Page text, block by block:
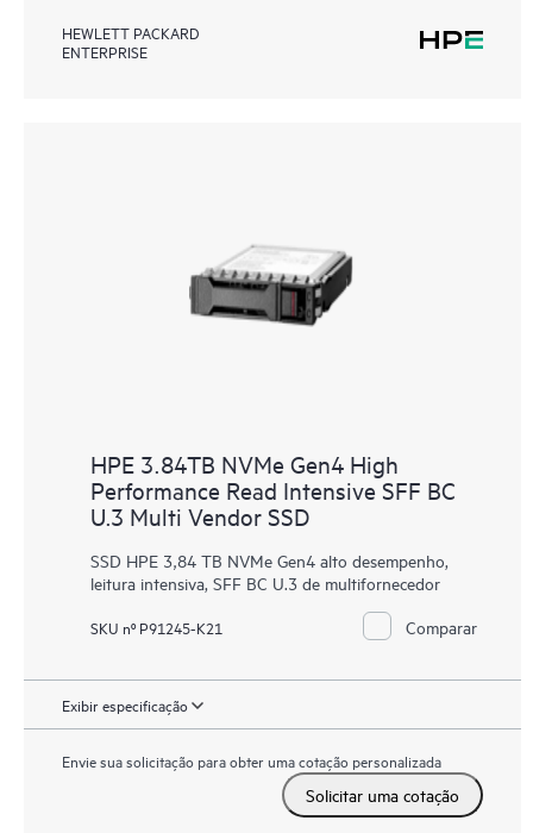
HEWLETT PACKARD
ENTERPRISE
HPE 3.84TB NVMe Gen4 High
Performance Read Intensive SFF BC
U.3 Multi Vendor SSD
SSD HPE 3,84 TB NVMe Gen4 alto desempenho,
leitura intensiva, SFF BC U.3 de multifornecedor
SKU nº P91245-K21 Comparar
Exibir especificação
Envie sua solicitação para obter uma cotação personalizada
Solicitar uma cotação